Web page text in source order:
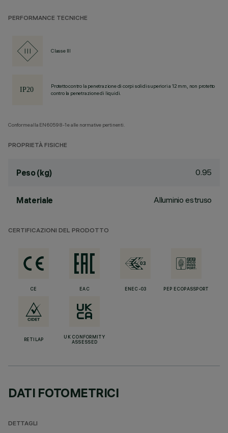
PERFORMANCE TECNICHE
Classe III
Protetto contro la penetrazione di corpi solidi superiori a 12 mm, non protetto
contro la penetrazione di liquidi.
Conforme alla EN60598-1 e alle normative pertinenti.
PROPRIETÀ FISICHE
Peso (kg) 0.95
Materiale Alluminio estruso
CERTIFICAZIONI DEL PRODOTTO
CE EAC ENEC-03 PEP ECOPASSPORT
RETILAP
UK CONFORMITY
ASSESSED
DATI FOTOMETRICI
DETTAGLI